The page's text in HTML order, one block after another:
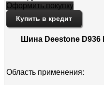
Оформить покупку
Купить в кредит
Шина Deestone D936
Область применения: